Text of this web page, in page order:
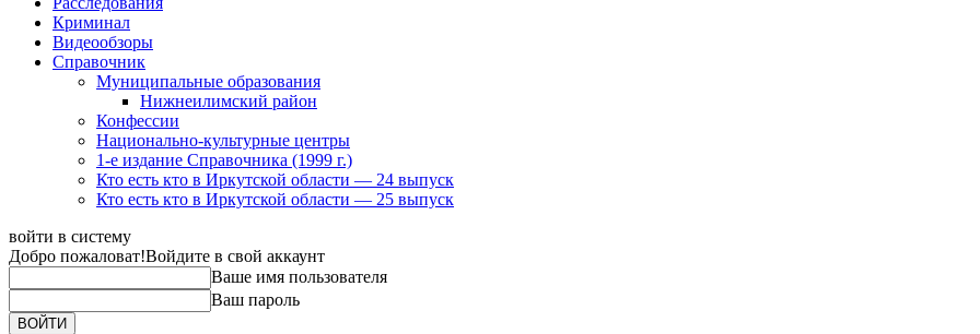
Криминал
Видеообзоры
Справочник
Муниципальные образования
Нижнеилимский район
Конфессии
Национально-культурные центры
1-е издание Справочника (1999 г.)
Кто есть кто в Иркутской области — 24 выпуск
Кто есть кто в Иркутской области — 25 выпуск
войти в систему
Добро пожаловат!Войдите в свой аккаунт
Ваше имя пользователя
Ваш пароль